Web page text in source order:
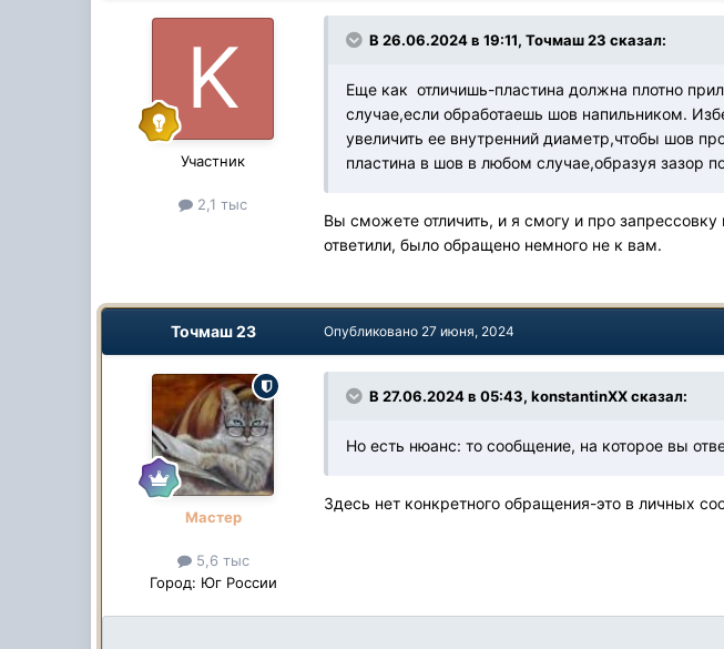
Участник
2,1 тыс
В 26.06.2024 в 19:11,Точмаш 23 сказал:
Еще как отличишь-пластина должна плотно
случае,если обработаешь шов напильником.
увеличить ее внутренний диаметр,чтобы шов
пластина в шов в любом случае,образуя зазор
Вы сможете отличить, и я смогу и про
ответили, было обращено немного не к вам.
Точмаш 23
Мастер
5,6 тыс
Город: Юг России
Опубликовано 27 июня, 2024
В 27.06.2024 в 05:43,konstantinXXсказал:
Но есть нюанс: то сообщение, на которое вы
Здесь нет конкретного обращения-это в личных